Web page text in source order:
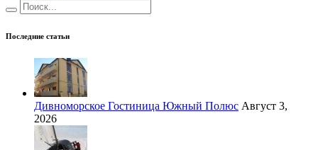
Последние статьи
Дивноморское Гостиница Южный Полюс Август 3,
2026